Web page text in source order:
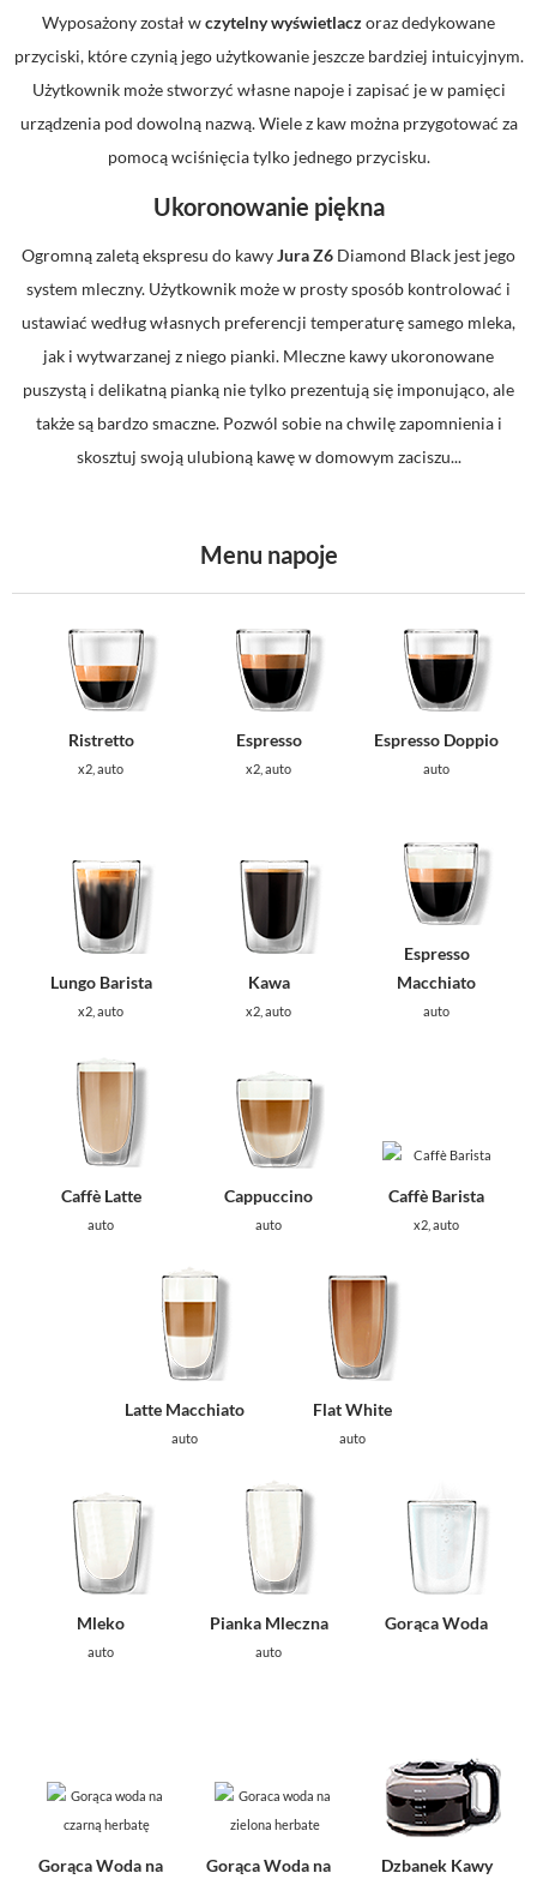
Wyposażony został wczytelny wyświetlaczoraz dedykowane
przyciski, które czynią jego użytkowanie jeszcze bardziej intuicyjnym.
Użytkownik może stworzyć własne napoje i zapisać je w pamięci
urządzenia pod dowolną nazwą. Wiele z kaw można przygotować za
pomocą wciśnięcia tylko jednego przycisku.
Ukoronowanie piękna
Ogromną zaletą ekspresu do kawyJura Z6 Diamond Black jest jego
system mleczny. Użytkownik może w prosty sposób kontrolować i
ustawiać według własnych preferencji temperaturę samego mleka,
jak i wytwarzanej z niego pianki. Mleczne kawy ukoronowane
puszystą i delikatną pianką nie tylko prezentują się imponująco, ale
także są bardzo smaczne. Pozwól sobie na chwilę zapomnienia i
skosztuj swoją ulubioną kawę w domowym zaciszu...
Menu napoje
Ristretto
x2, auto
Espresso
x2, auto
Espresso Doppio
auto
Lungo Barista
x2, auto
Kawa
x2, auto
Espresso
Macchiato
auto
Caffè Latte
auto
Cappuccino
auto
Caffè Barista
x2, auto
Latte Macchiato
auto
Flat White
auto
Mleko
auto
Pianka Mleczna
auto
Gorąca Woda
Gorąca Woda na
Gorąca Woda na
Dzbanek Kawy